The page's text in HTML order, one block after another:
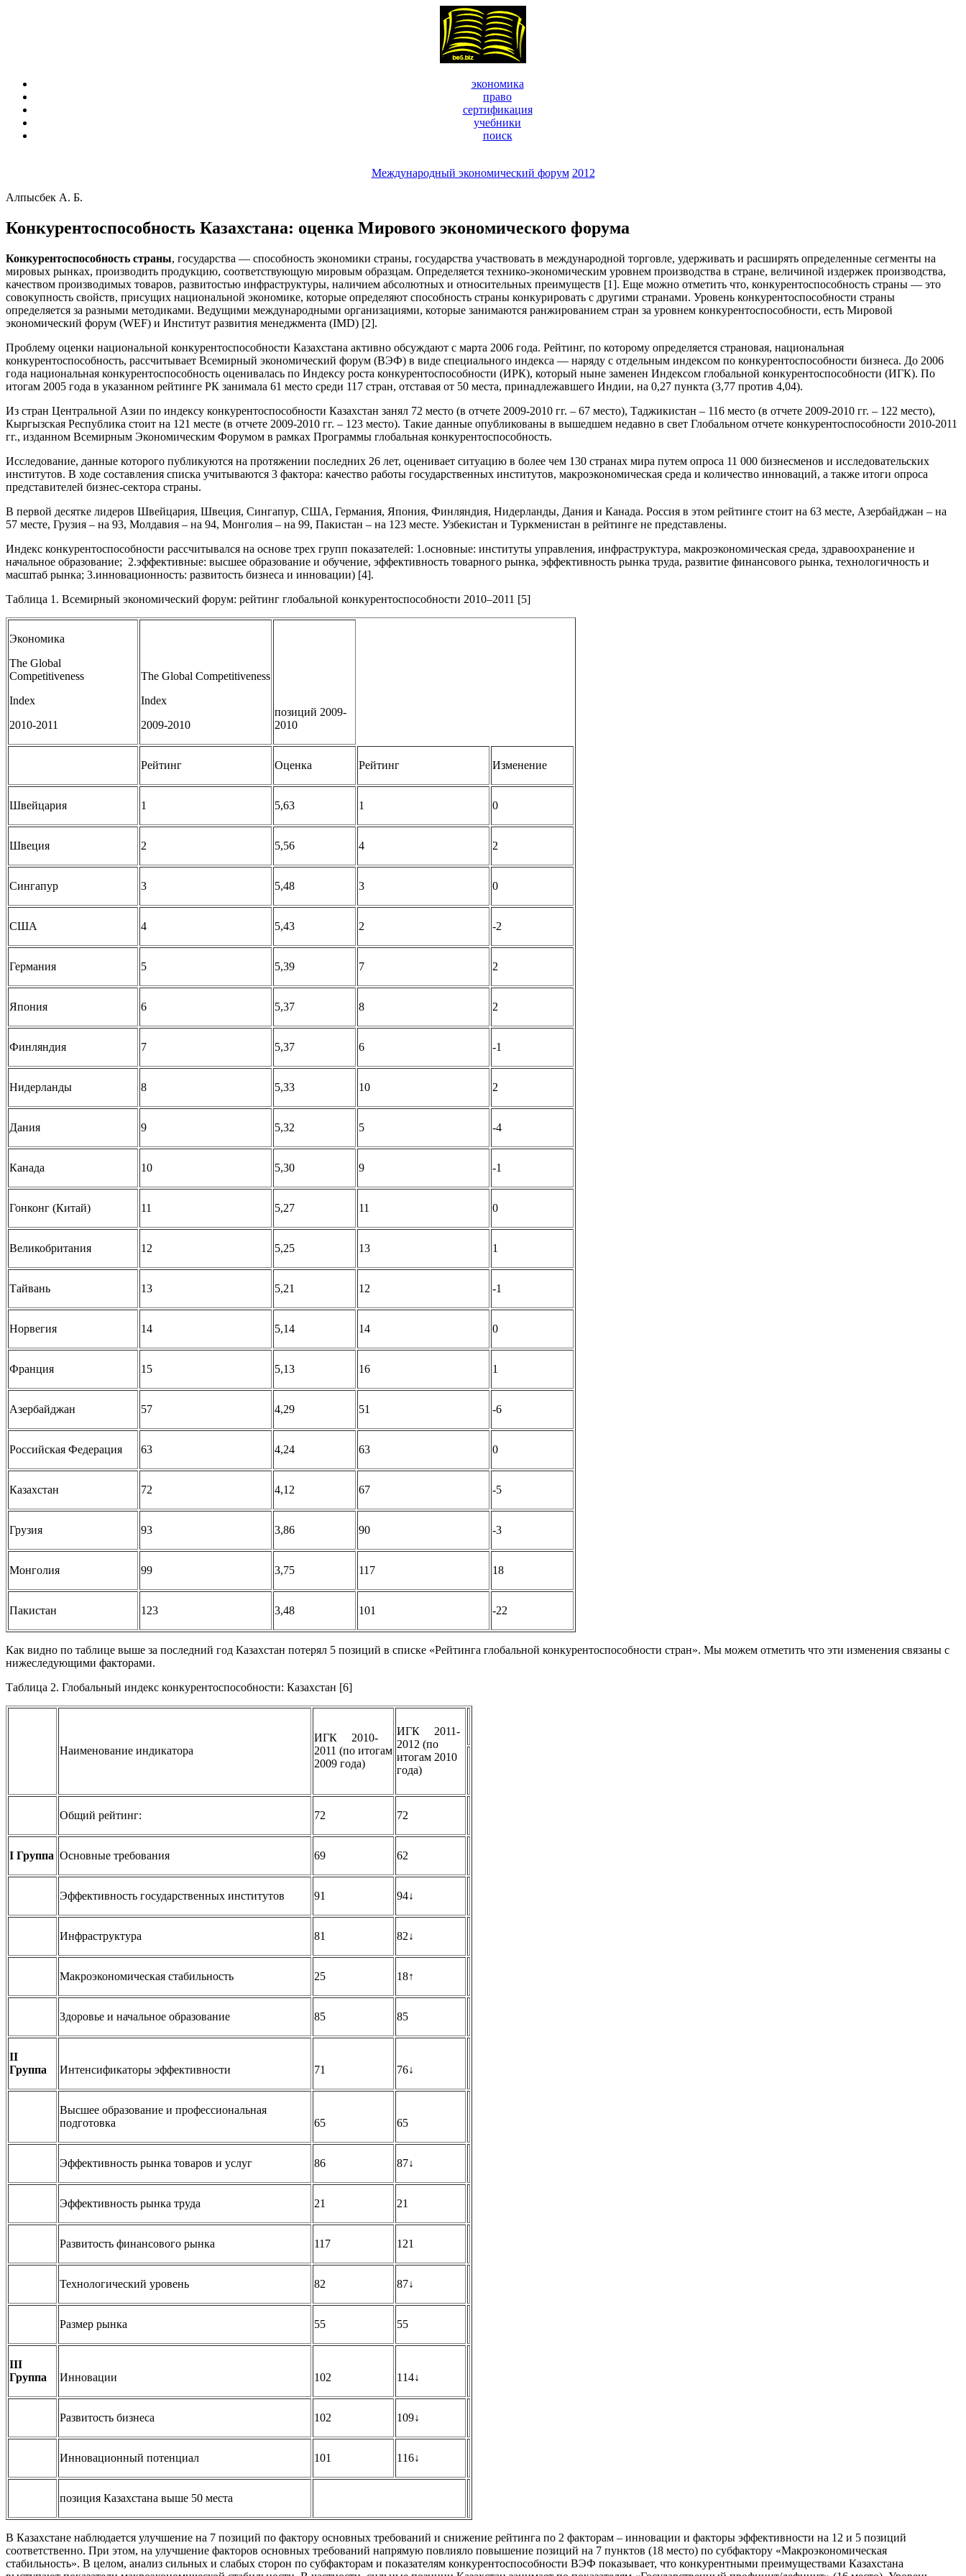
экономика
право
сертификация
учебники
поиск
Международный экономический форум 2012
Алпысбек А. Б.
Конкурентоспособность Казахстана: оценка Мирового экономического форума
Конкурентоспособность страны, государства — способность экономики страны, государства участвовать в международной торговле, удерживать и расширять определенные сегменты на
мировых рынках, производить продукцию, соответствующую мировым образцам. Определяется технико-экономическим уровнем производства в стране, величиной издержек производства,
качеством производимых товаров, развитостью инфраструктуры, наличием абсолютных и относительных преимуществ [1]. Еще можно отметить что, конкурентоспособность страны — это
совокупность свойств, присущих национальной экономике, которые определяют способность страны конкурировать с другими странами. Уровень конкурентоспособности страны
определяется за разными методиками. Ведущими международными организациями, которые занимаются ранжированием стран за уровнем конкурентоспособности, есть Мировой
экономический форум (WEF) и Институт развития менеджмента (IMD) [2].
Проблему оценки национальной конкурентоспособности Казахстана активно обсуждают с марта 2006 года. Рейтинг, по которому определяется страновая, национальная
конкурентоспособность, рассчитывает Всемирный экономический форум (ВЭФ) в виде специального индекса — наряду с отдельным индексом по конкурентоспособности бизнеса. До 2006
года национальная конкурентоспособность оценивалась по Индексу роста конкурентоспособности (ИРК), который ныне заменен Индексом глобальной конкурентоспособности (ИГК). По
итогам 2005 года в указанном рейтинге РК занимала 61 место среди 117 стран, отставая от 50 места, принадлежавшего Индии, на 0,27 пункта (3,77 против 4,04).
Из стран Центральной Азии по индексу конкурентоспособности Казахстан занял 72 место (в отчете 2009-2010 гг. – 67 место), Таджикистан – 116 место (в отчете 2009-2010 гг. – 122 место),
Кыргызская Республика стоит на 121 месте (в отчете 2009-2010 гг. – 123 место). Такие данные опубликованы в вышедшем недавно в свет Глобальном отчете конкурентоспособности 2010-2011
гг., изданном Всемирным Экономическим Форумом в рамках Программы глобальная конкурентоспособность.
Исследование, данные которого публикуются на протяжении последних 26 лет, оценивает ситуацию в более чем 130 странах мира путем опроса 11 000 бизнесменов и исследовательских
институтов. В ходе составления списка учитываются 3 фактора: качество работы государственных институтов, макроэкономическая среда и количество инноваций, а также итоги опроса
представителей бизнес-сектора страны.
В первой десятке лидеров Швейцария, Швеция, Сингапур, США, Германия, Япония, Финляндия, Нидерланды, Дания и Канада. Россия в этом рейтинге стоит на 63 месте, Азербайджан – на
57 месте, Грузия – на 93, Молдавия – на 94, Монголия – на 99, Пакистан – на 123 месте. Узбекистан и Туркменистан в рейтинге не представлены.
Индекс конкурентоспособности рассчитывался на основе трех групп показателей: 1.основные: институты управления, инфраструктура, макроэкономическая среда, здравоохранение и
начальное образование; 2.эффективные: высшее образование и обучение, эффективность товарного рынка, эффективность рынка труда, развитие финансового рынка, технологичность и
масштаб рынка; 3.инновационность: развитость бизнеса и инновации) [4].
Таблица 1. Всемирный экономический форум: рейтинг глобальной конкурентоспособности 2010–2011 [5]
Экономика
The Global
Competitiveness
Index
2010-2011
The Global Competitiveness
Index
2009-2010
позиций 2009-
2010
Рейтинг Оценка Рейтинг Изменение
Швейцария 1 5,63 1 0
Швеция 2 5,56 4 2
Сингапур 3 5,48 3 0
США 4 5,43 2 -2
Германия 5 5,39 7 2
Япония 6 5,37 8 2
Финляндия 7 5,37 6 -1
Нидерланды 8 5,33 10 2
Дания 9 5,32 5 -4
Канада 10 5,30 9 -1
Гонконг (Китай) 11 5,27 11 0
Великобритания 12 5,25 13 1
Тайвань 13 5,21 12 -1
Норвегия 14 5,14 14 0
Франция 15 5,13 16 1
Азербайджан 57 4,29 51 -6
Российская Федерация 63 4,24 63 0
Казахстан 72 4,12 67 -5
Грузия 93 3,86 90 -3
Монголия 99 3,75 117 18
Пакистан 123 3,48 101 -22
Как видно по таблице выше за последний год Казахстан потерял 5 позиций в списке «Рейтинга глобальной конкурентоспособности стран». Мы можем отметить что эти изменения связаны с
нижеследующими факторами.
Таблица 2. Глобальный индекс конкурентоспособности: Казахстан [6]
Наименование индикатора
ИГК 2010-
2011 (по итогам
2009 года)
ИГК 2011-
2012 (по
итогам 2010
года)
Общий рейтинг: 72 72
I Группа Основные требования 69 62
Эффективность государственных институтов 91 94↓
Инфраструктура 81 82↓
Макроэкономическая стабильность 25 18↑
Здоровье и начальное образование 85 85
II
Группа
Интенсификаторы эффективности 71 76↓
Высшее образование и профессиональная
подготовка
65 65
Эффективность рынка товаров и услуг 86 87↓
Эффективность рынка труда 21 21
Развитость финансового рынка 117 121
Технологический уровень 82 87↓
Размер рынка 55 55
III
Группа
Инновации 102 114↓
Развитость бизнеса 102 109↓
Инновационный потенциал 101 116↓
позиция Казахстана выше 50 места
В Казахстане наблюдается улучшение на 7 позиций по фактору основных требований и снижение рейтинга по 2 факторам – инновации и факторы эффективности на 12 и 5 позиций
соответственно. При этом, на улучшение факторов основных требований напрямую повлияло повышение позиций на 7 пунктов (18 место) по субфактору «Макроэкономическая
стабильность». В целом, анализ сильных и слабых сторон по субфакторам и показателям конкурентоспособности ВЭФ показывает, что конкурентными преимуществами Казахстана